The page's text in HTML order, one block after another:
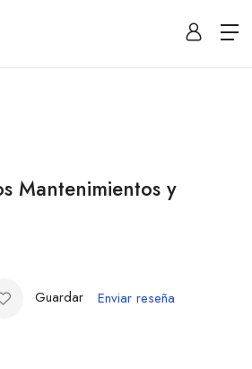
Mantenimientos y
Guardar Enviar reseña